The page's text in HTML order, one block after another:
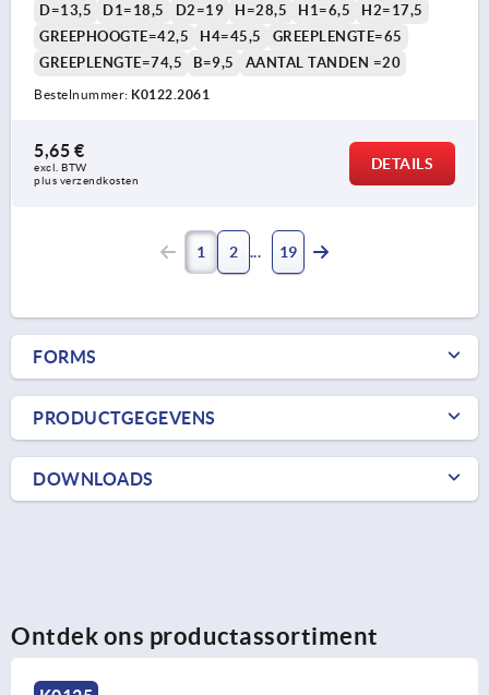
D=13,5
D1=18,5 D2=19 H=28,5 H1=6,5
H2=17,5
GREEPHOOGTE=42,5
H4=45,5
GREEPLENGTE=65
GREEPLENGTE=74,5
B=9,5 AANTAL TANDEN =20
Bestelnummer: K0122.2061
5,65 €
excl. BTW
plus verzendkosten
DETAILS
1 2 19
FORMS
PRODUCTGEGEVENS
DOWNLOADS
Ontdek ons productassortiment